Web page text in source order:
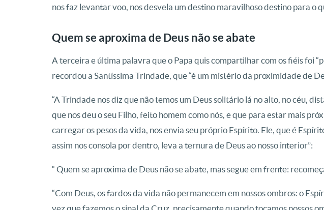
nos faz levantar voo, nos desvela um destino maravilhoso destino para o
Quem se aproxima de Deus não se abate
A terceira e última palavra que o Papa quis compartilhar com os fiéis foi
recordou a Santíssima Trindade, que “é um mistério da proximidade de
“A Trindade nos diz que não temos um Deus solitário lá no alto, no céu,
que nos deu o seu Filho, feito homem como nós, e que para estar mais
carregar os pesos da vida, nos envia seu próprio Espírito. Ele, que é
assim nos consola por dentro, leva a ternura de Deus ao nosso interior”:
“ Quem se aproxima de Deus não se abate, mas segue em frente:
“Com Deus, os fardos da vida não permanecem em nossos ombros: o